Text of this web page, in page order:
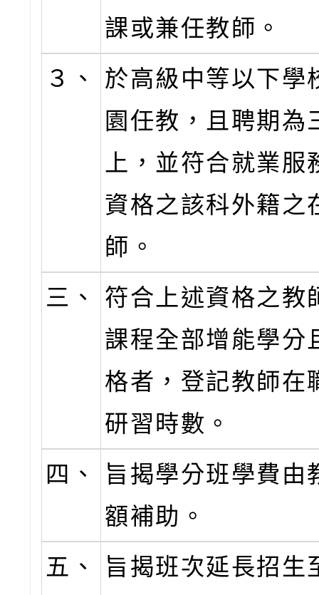
課或兼任教師。
３、
於高級中等以下學
園任教，且聘期為
上，並符合就業服
資格之該科外籍之
師。
三、
符合上述資格之教
課程全部增能學分
格者，登記教師在
研習時數。
四、
旨揭學分班學費由
額補助。
五、
旨揭班次延長招生